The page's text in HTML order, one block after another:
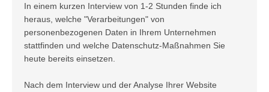
In einem kurzen Interview von 1-2 Stunden finde ich
heraus, welche "Verarbeitungen" von
personenbezogenen Daten in Ihrem Unternehmen
stattfinden und welche Datenschutz-Maßnahmen Sie
heute bereits einsetzen.
Nach dem Interview und der Analyse Ihrer Website